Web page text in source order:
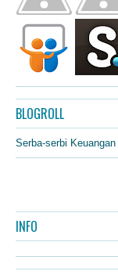
BLOGROLL
Serba-serbi Keuangan
INFO